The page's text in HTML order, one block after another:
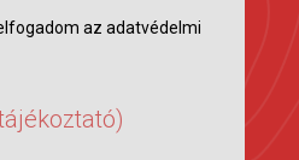
az adatvédelmi